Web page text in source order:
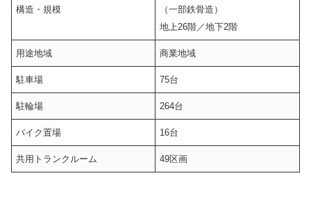
構造・規模
（一部鉄骨造）
地上26階／地下2階
用途地域 商業地域
駐車場 75台
駐輪場 264台
バイク置場 16台
共用トランクルーム 49区画